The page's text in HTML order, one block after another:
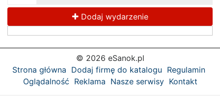
Dodaj wydarzenie
© 2026 eSanok.pl
Strona główna Dodaj firmę do katalogu Regulamin
Oglądalność Reklama Nasze serwisy Kontakt